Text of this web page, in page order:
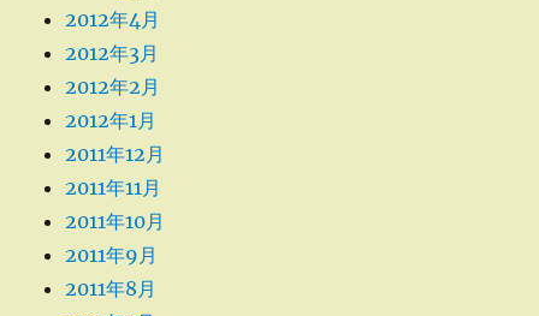
2012年4月
2012年3月
2012年2月
2012年1月
2011年12月
2011年11月
2011年10月
2011年9月
2011年8月